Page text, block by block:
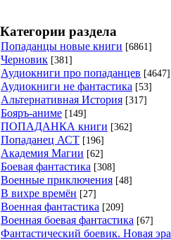
Категории раздела
Попаданцы новые книги [6861]
Черновик [381]
Аудиокниги про попаданцев [4647]
Аудиокниги не фантастика [53]
Альтернативная История [317]
Бояръ-аниме [149]
ПОПАДАНКА книги [362]
Попаданец АСТ [196]
Академия Магии [62]
Боевая фантастика [308]
Военные приключения [48]
В вихре времён [27]
Военная фантастика [209]
Военная боевая фантастика [67]
Фантастический боевик. Новая эра